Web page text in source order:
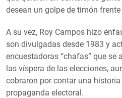
desean un golpe de timón frente
A su vez, Roy Campos hizo
son divulgadas desde 1983 y
encuestadoras “chafas” que se
las víspera de las elecciones,
cobraron por contar una
propaganda electoral.